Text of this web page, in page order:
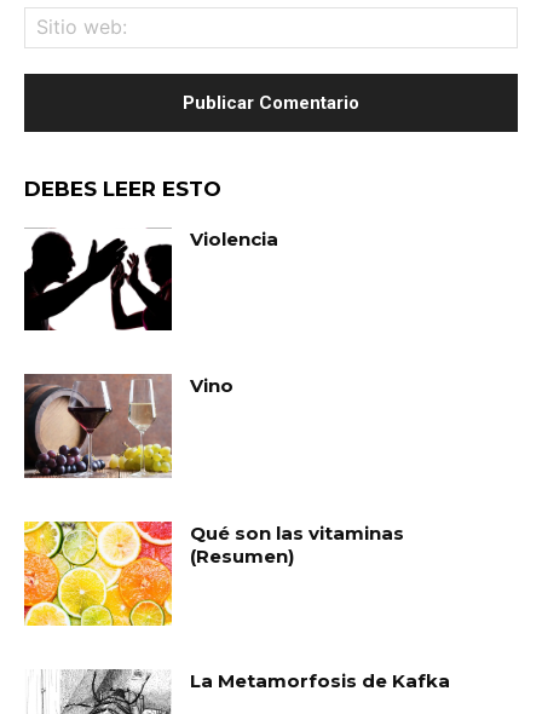
DEBES LEER ESTO
Violencia
Vino
Qué son las vitaminas
(Resumen)
La Metamorfosis de Kafka